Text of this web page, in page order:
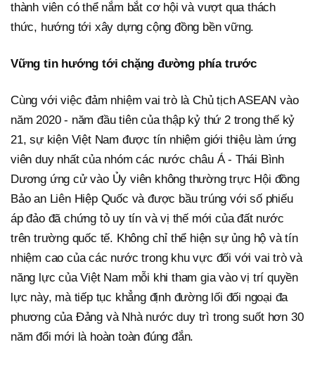
thành viên có thể nắm bắt cơ hội và vượt qua thách
thức, hướng tới xây dựng cộng đồng bền vững.
Vững tin hướng tới chặng đường phía trước
Cùng với việc đảm nhiệm vai trò là Chủ tịch ASEAN vào
năm 2020 - năm đầu tiên của thập kỷ thứ 2 trong thế kỷ
21, sự kiện Việt Nam được tín nhiệm giới thiệu làm ứng
viên duy nhất của nhóm các nước châu Á - Thái Bình
Dương ứng cử vào Ủy viên không thường trực Hội đồng
Bảo an Liên Hiệp Quốc và được bầu trúng với số phiếu
áp đảo đã chứng tỏ uy tín và vị thế mới của đất nước
trên trường quốc tế. Không chỉ thể hiện sự ủng hộ và tín
nhiệm cao của các nước trong khu vực đối với vai trò và
năng lực của Việt Nam mỗi khi tham gia vào vị trí quyền
lực này, mà tiếp tục khẳng định đường lối đối ngoại đa
phương của Đảng và Nhà nước duy trì trong suốt hơn 30
năm đổi mới là hoàn toàn đúng đắn.